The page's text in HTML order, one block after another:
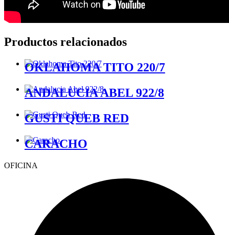
Productos relacionados
OKLAHOMA TITO 220/7
ANDALUCIA ABEL 922/8
GUSTI QUEB RED
CARACHO
OFICINA